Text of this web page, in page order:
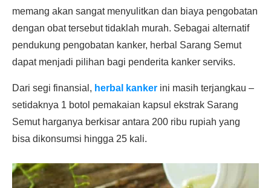
memang akan sangat menyulitkan dan biaya pengobatan
dengan obat tersebut tidaklah murah. Sebagai alternatif
pendukung pengobatan kanker, herbal Sarang Semut
dapat menjadi pilihan bagi penderita kanker serviks.
Dari segi finansial, herbal kanker ini masih terjangkau –
setidaknya 1 botol pemakaian kapsul ekstrak Sarang
Semut harganya berkisar antara 200 ribu rupiah yang
bisa dikonsumsi hingga 25 kali.